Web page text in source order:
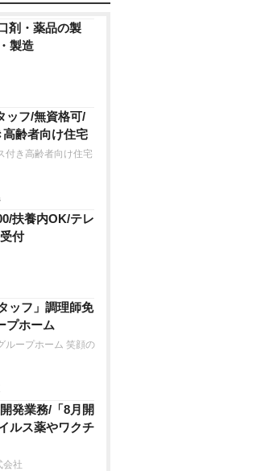
剤・薬品の製
製造
ッフ/無資格可/
高齢者向け住宅
付き高齢者向け住宅
扶養内OK/テレ
付
ッフ」調理師免
プホーム
ループホーム 笑顔の
発業務/「8月開
ルス薬やワクチ
会社